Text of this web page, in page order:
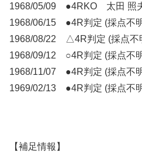
1968/05/09 ●4RKO 太田 照
1968/06/15 ●4R判定 (採点不
1968/08/22 △4R判定 (採点
1968/09/12 ○4R判定 (採点不
1968/11/07 ●4R判定 (採点不
1969/02/13 ●4R判定 (採点不
【補足情報】